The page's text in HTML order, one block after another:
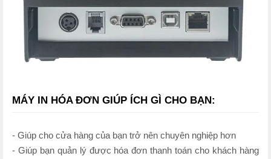
MÁY IN HÓA ĐƠN GIÚP ÍCH GÌ CHO BẠN:
- Giúp cho cửa hàng của bạn trở nên chuyên nghiệp hơn
- Giúp bạn quản lý được hóa đơn thanh toán cho khách hàng